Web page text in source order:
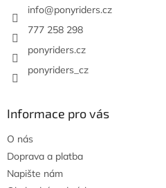
info@ponyriders.cz
777 258 298
ponyriders.cz
ponyriders_cz
Informace pro vás
O nás
Doprava a platba
Napište nám